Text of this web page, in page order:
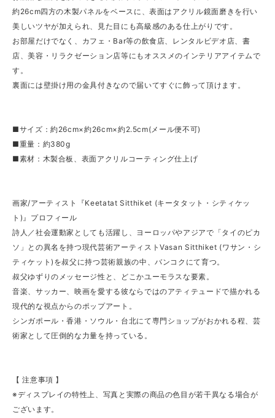
約26cm四方の木製パネルをベースに、表面はアクリル鏡面磨きを行い
美しいツヤが加えられ、見た目にも高級感のある仕上がりです。
お部屋だけでなく、カフェ・Bar等の飲食店、レンタルビデオ店、書
店、美容・リラクゼーション店等にもオススメのインテリアアイテムで
す。
裏面には壁掛け用の金具付きなので届いてすぐに飾って頂けます。
■サイズ：約26cm×約26cm×約2.5cm(メール便不可)
■重量：約380g
■素材：木製合板、表面アクリルコーティング仕上げ
画家/アーティスト『Keetatat Sitthiket (キータタット・シティケッ
ト)』プロフィール
詩人／社会運動家としても活躍し、ヨーロッパやアジアで「タイのピカ
ソ」との異名を持つ現代芸術アーティストVasan Sitthiket (ワサン・シ
ティケット)を叔父に持つ芸術親族の中、バンコクにて育つ。
叔父ゆずりのメッセージ性と、どこかユーモラスな要素。
音楽、サッカー、映画を愛する彼ならではのアティテュードで描かれる
現代的な視点からのポップアート。
シンガポール・香港・ソウル・台北にて専門ショップがおかれる程、芸
術家として圧倒的な力量を持っている。
【 注意事項 】
※ディスプレイの特性上、写真と実際の商品の色目が若干異なる場合が
ございます。